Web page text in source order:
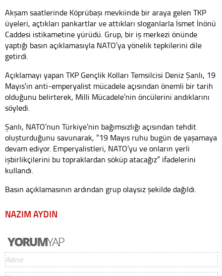
Akşam saatlerinde Köprübaşı mevkiinde bir araya gelen TKP
üyeleri, açtıkları pankartlar ve attıkları sloganlarla İsmet İnönü
Caddesi istikametine yürüdü. Grup, bir iş merkezi önünde
yaptığı basın açıklamasıyla NATO’ya yönelik tepkilerini dile
getirdi.
Açıklamayı yapan TKP Gençlik Kolları Temsilcisi Deniz Şanlı, 19
Mayıs’ın anti-emperyalist mücadele açısından önemli bir tarih
olduğunu belirterek, Milli Mücadele’nin öncülerini andıklarını
söyledi.
Şanlı, NATO’nun Türkiye’nin bağımsızlığı açısından tehdit
oluşturduğunu savunarak, “19 Mayıs ruhu bugün de yaşamaya
devam ediyor. Emperyalistleri, NATO’yu ve onların yerli
işbirlikçilerini bu topraklardan söküp atacağız” ifadelerini
kullandı.
Basın açıklamasının ardından grup olaysız şekilde dağıldı.
NAZIM AYDIN